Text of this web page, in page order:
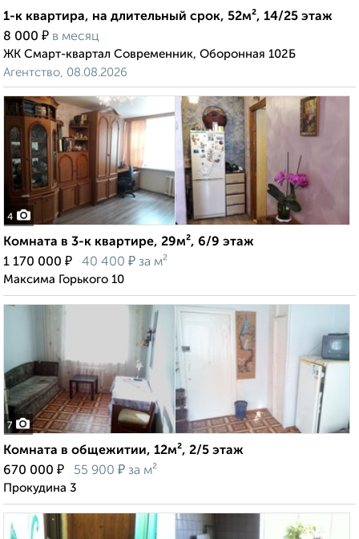
1-к квартира, на длительный срок, 52м², 14/25 этаж
8 000 ₽ в месяц
ЖК Смарт-квартал Современник, Оборонная 102Б
Агентство, 08.08.2026
4
Комната в 3-к квартире, 29м², 6/9 этаж
1 170 000 ₽ 40 400 ₽ за м²
Максима Горького 10
7
Комната в общежитии, 12м², 2/5 этаж
670 000 ₽ 55 900 ₽ за м²
Прокудина 3